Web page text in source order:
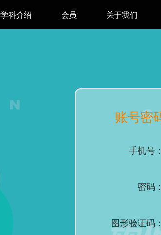
学科介绍 会员 关于我们
账号密
手机号：
密码：
图形验证码